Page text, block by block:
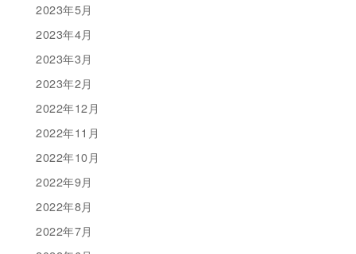
2023年5月
2023年4月
2023年3月
2023年2月
2022年12月
2022年11月
2022年10月
2022年9月
2022年8月
2022年7月